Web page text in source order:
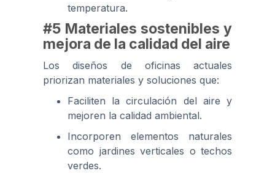
temperatura.
#5 Materiales sostenibles y
mejora de la calidad del aire
Los diseños de oficinas actuales
priorizan materiales y soluciones que:
Faciliten la circulación del aire y
mejoren la calidad ambiental.
Incorporen elementos naturales
como jardines verticales o techos
verdes.